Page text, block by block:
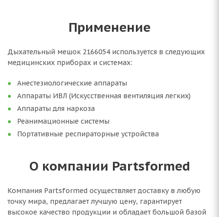
Применение
Дыхательный мешок 2166054 используется в следующих
медицинских приборах и системах:
Анестезиологические аппараты
Аппараты ИВЛ (Искусственная вентиляция легких)
Аппараты для наркоза
Реанимационные системы
Портативные респираторные устройства
О компании Partsformed
Компания Partsformed осуществляет доставку в любую
точку мира, предлагает лучшую цену, гарантирует
высокое качество продукции и обладает большой базой